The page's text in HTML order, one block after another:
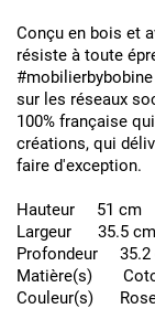
Conçu en bois et
résiste à toute
sur les réseaux
100% française
créations, qui
faire d'exception.
Hauteur 51 cm
Largeur 35.5 cm
Profondeur 35.2
Matière(s)
Couleur(s) Rose